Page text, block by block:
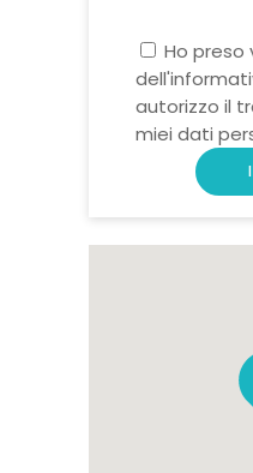
Ho preso
autorizzo il
miei dati